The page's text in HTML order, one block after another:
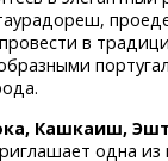
в
Кашкаиш,
одна из